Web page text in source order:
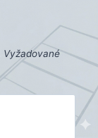
Vyžadované